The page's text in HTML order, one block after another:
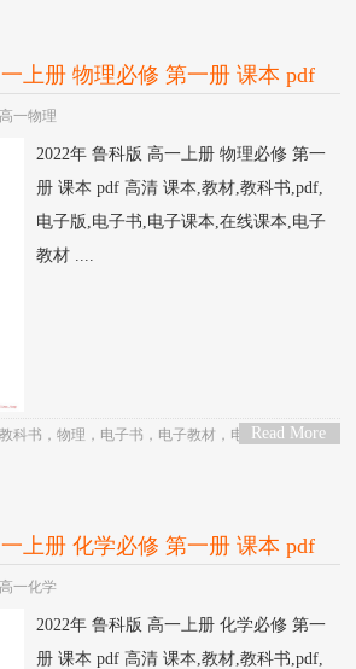
上册 物理必修 第一册 课本 pdf
高一物理
2022年 鲁科版 高一上册 物理必修 第一
册 课本 pdf 高清 课本,教材,教科书,pdf,
电子版,电子书,电子课本,在线课本,电子
教材 ....
Read More
教科书 ，物理 ， 电子书 ， 电子教材 ， 电子版， 电子
上册 化学必修 第一册 课本 pdf
高一化学
2022年 鲁科版 高一上册 化学必修 第一
册 课本 pdf 高清 课本,教材,教科书,pdf,